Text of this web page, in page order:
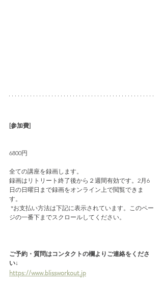
[参加費]
6800円
全ての講座を録画します。
録画はリトリート終了後から２週間有効です。2月6
日の日曜日まで録画をオンライン上で閲覧できま
す。
ジの一番下までスクロールしてください。
ご予約・質問はコンタクトの欄よりご連絡をくださ
い↓
https://www.blissworkout.jp